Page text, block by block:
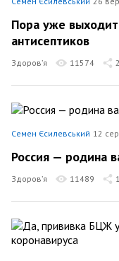
Пора уже
антисептиков
Здоров’я 11574
Семен Єсилевський 12
Россия — родина
Здоров’я 11489